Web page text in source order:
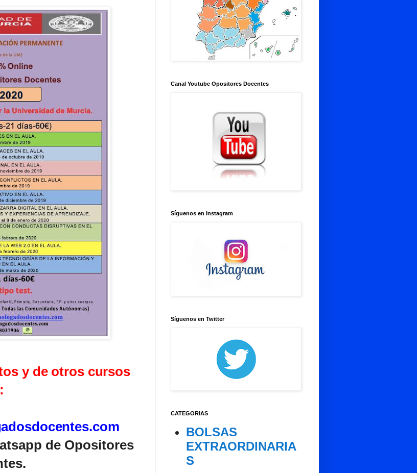
y de otros cursos
de Opositores
Canal Youtube Opositores Docentes
Síguenos en Instagram
Síguenos en Twitter
CATEGORIAS
BOLSAS
EXTRAORDINARIA
S